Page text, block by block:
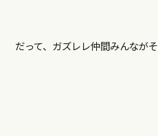
だって、ガズレレ仲間みんなが